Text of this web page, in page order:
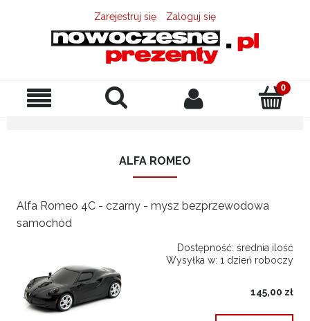
Zarejestruj się Zaloguj się
ALFA ROMEO
Alfa Romeo 4C - czarny - mysz bezprzewodowa
samochód
Dostępność: średnia ilość
Wysyłka w: 1 dzień roboczy
145,00 zł